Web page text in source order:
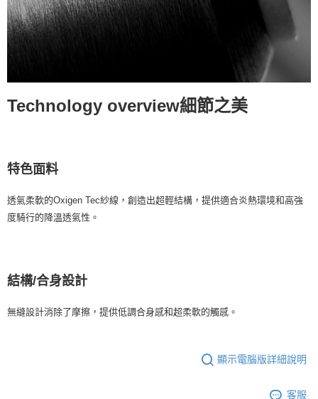
Technology overview細節之美
特色面料
透氣柔軟的Oxigen Tec紗線，創造出超輕結構，提供適合炎熱環境和高強
度騎行的降溫透氣性。
結構/合身設計
無縫設計消除了摩擦，提供低調合身感和超柔軟的觸感。
顯示電腦版詳細說明
客服